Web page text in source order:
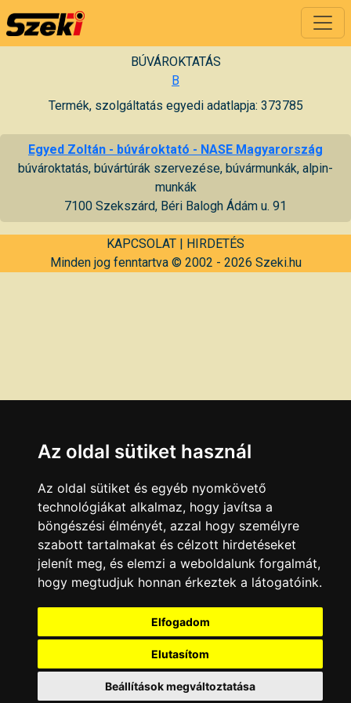
BÚVÁROKTATÁS
B
Termék, szolgáltatás egyedi adatlapja: 373785
Egyed Zoltán - búvároktató - NASE Magyarország
búvároktatás, búvártúrák szervezése, búvármunkák, alpin-
munkák
7100 Szekszárd, Béri Balogh Ádám u. 91
KAPCSOLAT | HIRDETÉS
Minden jog fenntartva © 2002 - 2026 Szeki.hu
Az oldal sütiket használ
Az oldal sütiket és egyéb nyomkövető
technológiákat alkalmaz, hogy javítsa a
böngészési élményét, azzal hogy személyre
szabott tartalmakat és célzott hirdetéseket
jelenít meg, és elemzi a weboldalunk forgalmát,
hogy megtudjuk honnan érkeztek a látogatóink.
Elfogadom
Elutasítom
Beállítások megváltoztatása